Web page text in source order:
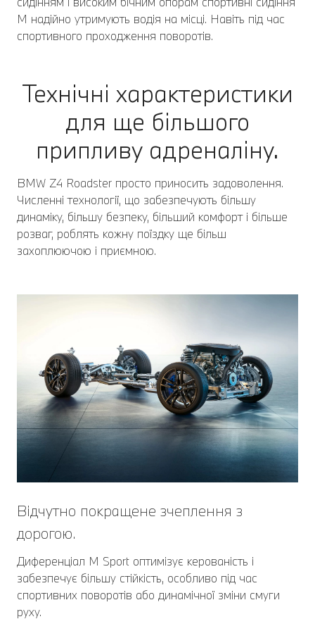
M надійно утримують водія на місці. Навіть під час
спортивного проходження поворотів.
Технічні характеристики
для ще більшого
припливу адреналіну.
BMW Z4 Roadster просто приносить задоволення.
Численні технології, що забезпечують більшу
динаміку, більшу безпеку, більший комфорт і більше
розваг, роблять кожну поїздку ще більш
захоплюючою і приємною.
Відчутно покращене зчеплення з
дорогою.
Диференціал M Sport оптимізує керованість і
забезпечує більшу стійкість, особливо під час
спортивних поворотів або динамічної зміни смуги
руху.